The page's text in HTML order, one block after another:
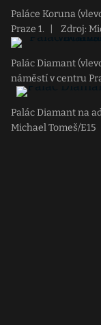
Paláce Koruna
Praze 1.
Zdroj:
Palác Diamant
náměstí v centru
Palác Diamant na
Michael Tomeš/E15